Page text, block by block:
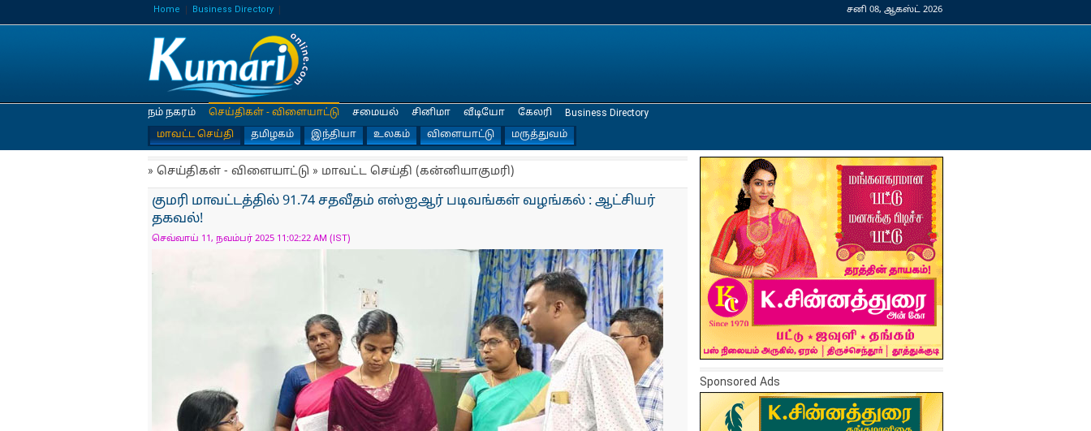
Home Business Directory சனி 08, ஆகஸ்ட் 2026
நம் நகரம்
செய்திகள் - விளையாட்டு
மாவட்ட செய்தி
தமிழகம் இந்தியா உலகம் விளையாட்டு மருத்துவம்
சமையல் சினிமா வீடியோ கேலரி Business Directory
» செய்திகள் - விளையாட்டு » மாவட்ட செய்தி (கன்னியாகுமரி)
குமரி மாவட்டத்தில் 91.74 சதவீதம் எஸ்ஐஆர் படிவங்கள் வழங்கல் : ஆட்சியர்
தகவல்!
செவ்வாய் 11, நவம்பர் 2025 11:02:22 AM (IST)
Sponsored Ads